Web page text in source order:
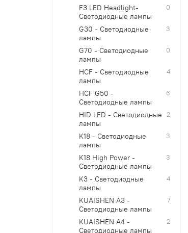
F3 LED Headlight-
Светодиодные лампы
0
G30 - Светодиодные
лампы
3
G70 - Светодиодные
лампы
0
HCF - Светодиодные
лампы
4
HCF G50 -
Светодиодные лампы
6
HID LED - Светодиодные
лампы
2
K18 - Светодиодные
лампы
3
K18 High Power -
Светодиодные лампы
3
K3 - Светодиодные
лампы
4
KUAISHEN A3 -
Светодиодные лампы
7
KUAISHEN A4 -
Светодиодные лампы
2